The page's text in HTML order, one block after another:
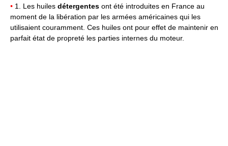
• 1. Les huiles détergentes ont été introduites en France au
moment de la libération par les armées américaines qui les
utilisaient couramment. Ces huiles ont pour effet de maintenir en
parfait état de propreté les parties internes du moteur.